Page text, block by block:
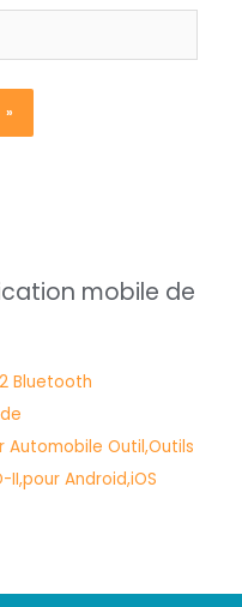
mobile de